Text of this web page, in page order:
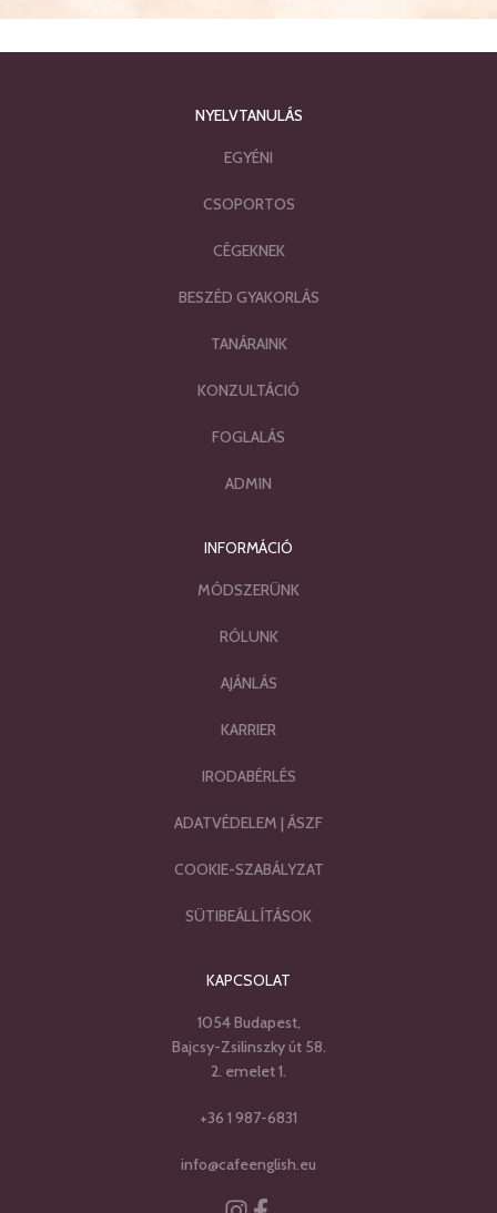
NYELVTANULÁS
EGYÉNI
CSOPORTOS
CÉGEKNEK
BESZÉD GYAKORLÁS
TANÁRAINK
KONZULTÁCIÓ
FOGLALÁS
ADMIN
INFORMÁCIÓ
MÓDSZERÜNK
RÓLUNK
AJÁNLÁS
KARRIER
IRODABÉRLÉS
ADATVÉDELEM | ÁSZF
COOKIE-SZABÁLYZAT
SÜTIBEÁLLÍTÁSOK
KAPCSOLAT
1054 Budapest,
Bajcsy-Zsilinszky út 58.
2. emelet 1.
+36 1 987-6831
info@cafeenglish.eu